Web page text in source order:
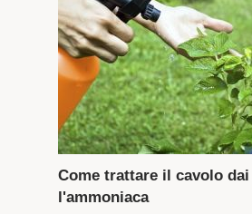
Come trattare il cavolo
l'ammoniaca